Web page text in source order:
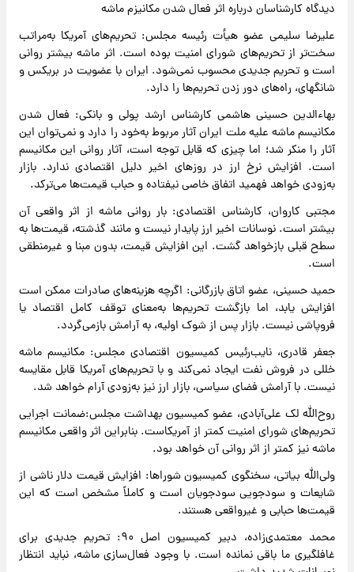
دیدگاه کارشناسان درباره اثر فعال شدن مکانیزم ماشه
علیرضا سلیمی عضو هیأت رئیسه مجلس: تحریم‌های آمریکا به‌مراتب
سخت‌تر از تحریم‌های شورای امنیت بوده است. اثر ماشه بیشتر روانی
است و تحریم جدیدی محسوب نمی‌شود. ایران با عضویت در بریکس و
شانگهای، راه‌های دور زدن تحریم‌ها را دارد.
بهاءالدین حسینی هاشمی کارشناس ارشد پولی و بانکی: فعال شدن
مکانیسم ماشه علیه ملت ایران آثار مربوط به‌خود را دارد و نمی‌توان این
آثار را منکر شد؛ اما چیزی که قابل توجه است، آثار روانی این مکانیسم
است. افزایش نرخ ارز در روزهای اخیر دلیل اقتصادی ندارد. بازار
به‌زودی خواهد فهمید اتفاق خاصی نیفتاده و حباب قیمت‌ها می‌ترکد.
مجتبی کاروان، کارشناس اقتصادی: بار روانی ماشه از اثر واقعی آن
بیشتر است. نوسانات اخیر ارز پایدار نیست و مانند گذشته، قیمت‌ها به
سطح قبلی بازخواهد گشت. این افزایش قیمت، بدون مبنا و غیرمنطقی
است.
حمید حسینی، عضو اتاق بازرگانی: اگرچه هزینه‌های صادرات ممکن است
افزایش یابد، اما بازگشت تحریم‌ها به‌معنای توقف کامل اقتصاد یا
فروپاشی نیست. بازار پس از شوک اولیه، به آرامش بازمی‌گردد.
جعفر قادری، نایب‌رئیس کمیسیون اقتصادی مجلس: مکانیسم ماشه
خللی در فروش نفت ایجاد نمی‌کند و با تحریم‌های آمریکا قابل مقایسه
نیست. با آرامش فضای سیاسی، بازار ارز نیز به‌زودی آرام خواهد شد.
روح‌الله لک علی‌آبادی، عضو کمیسیون بهداشت مجلس:ضمانت اجرایی
تحریم‌های شورای امنیت کمتر از آمریکاست. بنابراین اثر واقعی مکانیسم
ماشه نیز کمتر از اثر روانی آن خواهد بود.
ولی‌الله بیاتی، سخنگوی کمیسیون شوراها: افزایش قیمت دلار ناشی از
شایعات و سودجویی سودجویان است و کاملاً مشخص است که این
قیمت‌ها حبابی و غیرواقعی هستند.
محمد معتمدی‌زاده، دبیر کمیسیون اصل ۹۰: تحریم جدیدی برای
غافلگیری ما باقی نمانده است. با وجود فعال‌سازی ماشه، نباید انتظار